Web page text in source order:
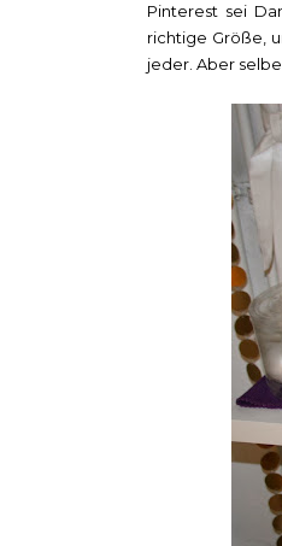
Pinterest sei
richtige Größe,
jeder. Aber